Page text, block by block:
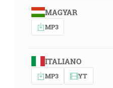
MAGYAR
MP3
ITALIANO
MP3 YT